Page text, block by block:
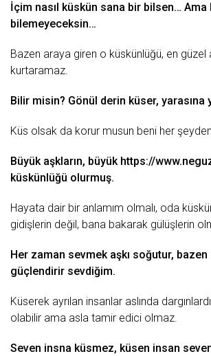
İçim nasıl küskün sana bir bilsen… Ama
bilemeyeceksin…
Bazen araya giren o küskünlüğü, en güzel
kurtaramaz.
Bilir misin? Gönül derin küser, yarasına
Küs olsak da korur musun beni her
Büyük aşkların, büyük https://
küskünlüğü olurmuş.
Hayata dair bir anlamım olmalı, oda
gidişlerin değil, bana bakarak gülüşlerin
Her zaman sevmek aşkı soğutur, bazen
güçlendirir sevdiğim.
Küserek ayrılan insanlar aslında
olabilir ama asla tamir edici olmaz.
Seven insna küsmez, küsen insan